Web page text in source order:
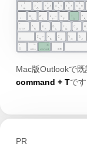
Mac版Outlookで既
command + Tです
PR